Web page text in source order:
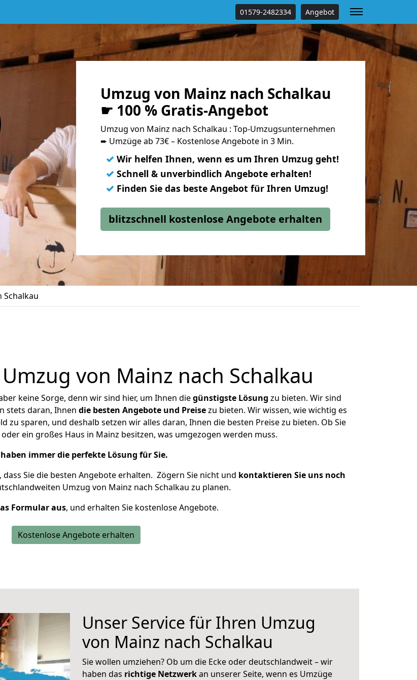
01579-2482334 Angebot
Umzug von Mainz nach Schalkau
☛ 100 % Gratis-Angebot
Umzug von Mainz nach Schalkau : Top-Umzugsunternehmen
➨ Umzüge ab 73€ – Kostenlose Angebote in 3 Min.
✓ Wir helfen Ihnen, wenn es um Ihren Umzug geht!
✓ Schnell & unverbindlich Angebote erhalten!
✓ Finden Sie das beste Angebot für Ihren Umzug!
blitzschnell kostenlose Angebote erhalten
Schalkau
von Mainz nach Schalkau
keine Sorge, denn wir sind hier, um Ihnen diegünstigste Lösung zu bieten. Wir sind
stets daran, Ihnen die besten Angebote und Preisezu bieten. Wir wissen, wie wichtig es
zu sparen, und deshalb setzen wir alles daran, Ihnen die besten Preise zu bieten. Ob Sie
ein großes Haus in Mainz besitzen, was umgezogen werden muss.
immer die perfekte Lösung für Sie.
Sie die besten Angebote erhalten. Zögern Sie nicht und kontaktieren Sie uns noch
Umzug von Mainz nach Schalkau zu planen.
Formular aus, und erhalten Sie kostenlose Angebote.
Kostenlose Angebote erhalten
Unser Service für Ihren Umzug
von Mainz nach Schalkau
Sie wollen umziehen? Ob um die Ecke oder deutschlandweit – wir
haben das richtige Netzwerkan unserer Seite, wenn es Umzüge